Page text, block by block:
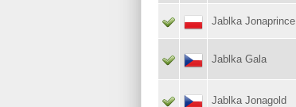
Jablka Jonaprince
Jablka Gala
Jablka Jonagold